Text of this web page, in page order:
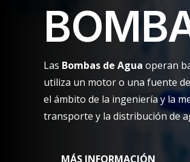
Las Bombas de Agua operan
utiliza un motor o una fuente
el ámbito de la ingeniería y la
transporte y la distribución de
MÁS INFORMACIÓN